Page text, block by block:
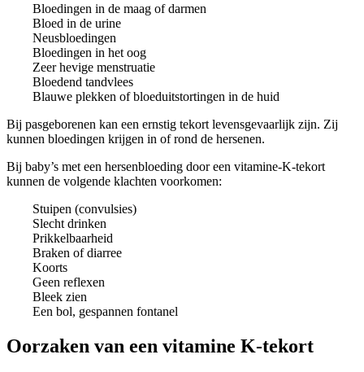
Bloedingen in de maag of darmen
Bloed in de urine
Neusbloedingen
Bloedingen in het oog
Zeer hevige menstruatie
Bloedend tandvlees
Blauwe plekken of bloeduitstortingen in de huid
Bij pasgeborenen kan een ernstig tekort levensgevaarlijk zijn. Zij
kunnen bloedingen krijgen in of rond de hersenen.
Bij baby’s met een hersenbloeding door een vitamine-K-tekort
kunnen de volgende klachten voorkomen:
Stuipen (convulsies)
Slecht drinken
Prikkelbaarheid
Braken of diarree
Koorts
Geen reflexen
Bleek zien
Een bol, gespannen fontanel
Oorzaken van een vitamine K-tekort